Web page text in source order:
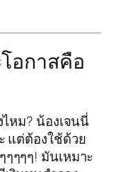
อกาสคือ
หม? น้องเจนนี่
แต่ต้องใช้ด้วย
ๆๆๆๆ! มันเหมาะ